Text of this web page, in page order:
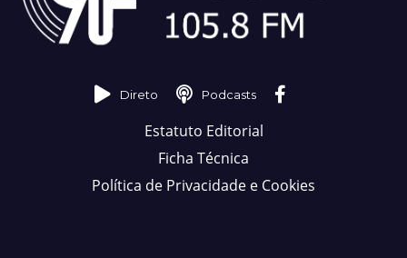
Direto Podcasts
Estatuto Editorial
Ficha Técnica
Política de Privacidade e Cookies